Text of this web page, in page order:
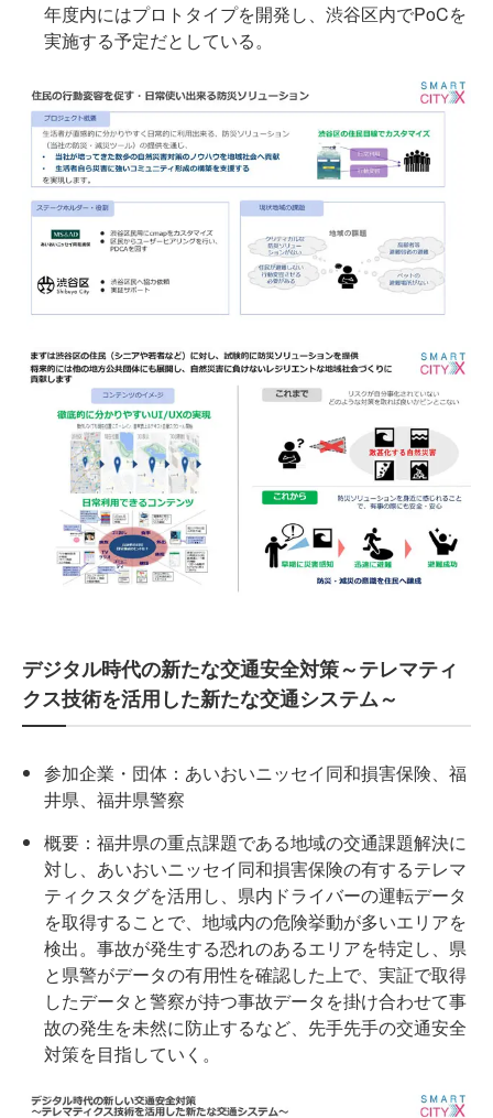
年度内にはプロトタイプを開発し、渋谷区内でPoCを
実施する予定だとしている。
デジタル時代の新たな交通安全対策～テレマティ
クス技術を活用した新たな交通システム～
参加企業・団体：あいおいニッセイ同和損害保険、福
井県、福井県警察
概要：福井県の重点課題である地域の交通課題解決に
対し、あいおいニッセイ同和損害保険の有するテレマ
ティクスタグを活用し、県内ドライバーの運転データ
を取得することで、地域内の危険挙動が多いエリアを
検出。事故が発生する恐れのあるエリアを特定し、県
と県警がデータの有用性を確認した上で、実証で取得
したデータと警察が持つ事故データを掛け合わせて事
故の発生を未然に防止するなど、先手先手の交通安全
対策を目指していく。